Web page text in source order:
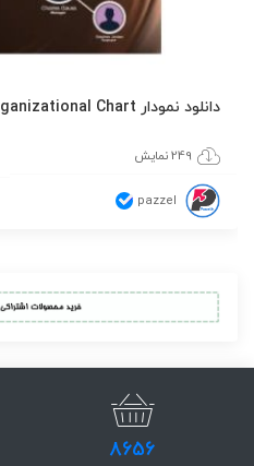
دانلود نمودار Church Organizational Chart
249 نمایش
pazzel
8656